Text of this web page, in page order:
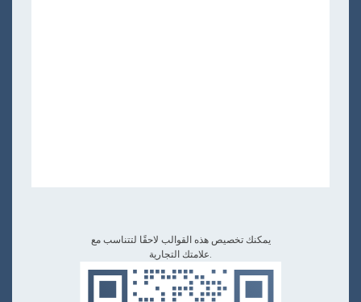
يمكنك تخصيص هذه القوالب لاحقًا لتتناسب مع
علامتك التجارية.